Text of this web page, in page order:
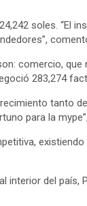
soles. “El
comercio,
283,274
tanto
para la
del